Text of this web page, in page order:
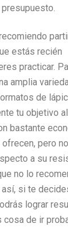
estás recién
practicar.
amplia
de
tu objetivo
bastante
pero
a su
no lo
así, si te
lograr
de ir